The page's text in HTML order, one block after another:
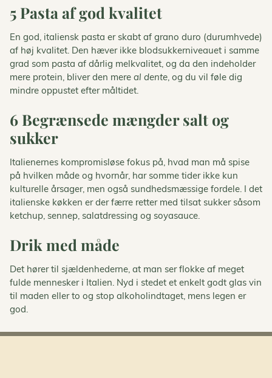
5 Pasta af god kvalitet
En god, italiensk pasta er skabt af grano duro (durumhvede)
af høj kvalitet. Den hæver ikke blodsukkerniveauet i samme
grad som pasta af dårlig melkvalitet, og da den indeholder
mere protein, bliver den mere al dente, og du vil føle dig
mindre oppustet efter måltidet.
6 Begrænsede mængder salt og
sukker
Italienernes kompromisløse fokus på, hvad man må spise
på hvilken måde og hvornår, har somme tider ikke kun
kulturelle årsager, men også sundhedsmæssige fordele. I det
italienske køkken er der færre retter med tilsat sukker såsom
ketchup, sennep, salatdressing og soyasauce.
Drik med måde
Det hører til sjældenhederne, at man ser flokke af meget
fulde mennesker i Italien. Nyd i stedet et enkelt godt glas vin
til maden eller to og stop alkoholindtaget, mens legen er
god.